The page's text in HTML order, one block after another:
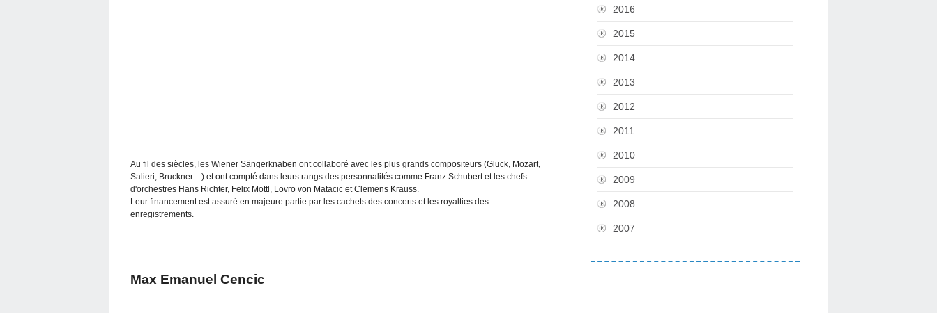
Au fil des siècles, les Wiener Sängerknaben ont collaboré avec les plus grands compositeurs (Gluck, Mozart,
Salieri, Bruckner…) et ont compté dans leurs rangs des personnalités comme Franz Schubert et les chefs
d'orchestres Hans Richter, Felix Mottl, Lovro von Matacic et Clemens Krauss.
Leur financement est assuré en majeure partie par les cachets des concerts et les royalties des
enregistrements.
Max Emanuel Cencic
2016
2015
2014
2013
2012
2011
2010
2009
2008
2007